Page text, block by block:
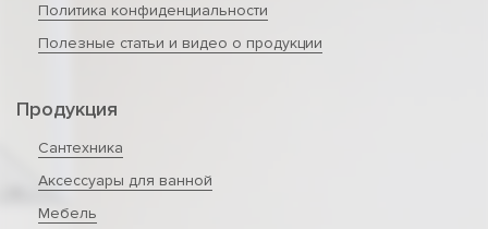
Политика конфиденциальности
Полезные статьи и видео о продукции
Продукция
Сантехника
Аксессуары для ванной
Мебель